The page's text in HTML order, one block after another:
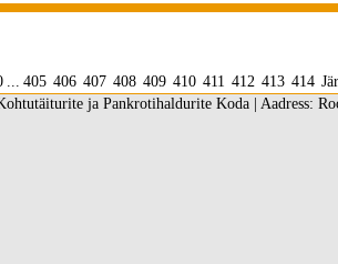
... 405 406 407 408 409 410 411 412 413 414
ja Pankrotihaldurite Koda | Aadress: